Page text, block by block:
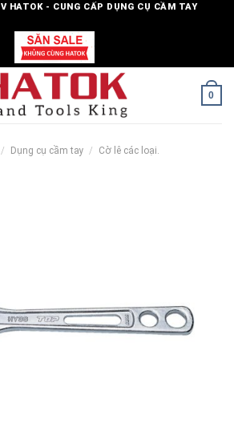
HATOK - CUNG CẤP DỤNG CỤ CẦM TAY
0
/ Dụng cụ cầm tay / Cờ lê các loại.